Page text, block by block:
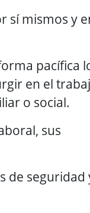
sí mismos y
pacífica
en el
o social.
sus
de seguridad